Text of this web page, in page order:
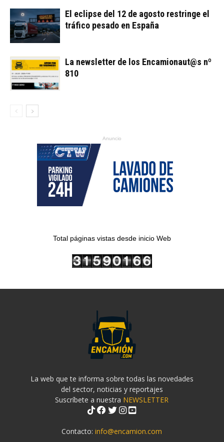
El eclipse del 12 de agosto restringe el
tráfico pesado en España
La newsletter de los Encamionaut@s nº
810
Anuncio
Total páginas vistas desde inicio Web
La web que te informa sobre todas las novedades
del sector, noticias y reportajes
Suscríbete a nuestra NEWSLETTER
Contacto:info@encamion.com